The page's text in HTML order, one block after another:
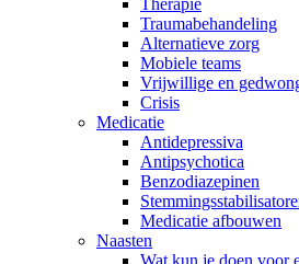
Therapie
Traumabehandeling
Alternatieve zorg
Mobiele teams
Vrijwillige en
Crisis
Medicatie
Antidepressiva
Antipsychotica
Benzodiazepinen
Medicatie afbouwen
Naasten
Wat kun je doen voor